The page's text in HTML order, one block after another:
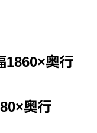
奥行
奥行